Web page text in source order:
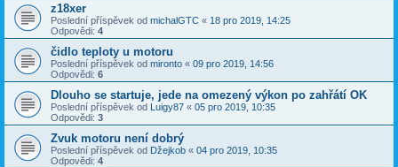
z18xer
Poslední příspěvek od michalGTC « 18 pro 2019, 14:25
Odpovědi: 4
čidlo teploty u motoru
Poslední příspěvek od mironto « 09 pro 2019, 14:56
Odpovědi: 6
Dlouho se startuje, jede na omezený výkon po zahřátí OK
Poslední příspěvek od Luigy87 « 05 pro 2019, 10:35
Odpovědi: 3
Zvuk motoru není dobrý
Poslední příspěvek od Džejkob « 04 pro 2019, 10:35
Odpovědi: 4